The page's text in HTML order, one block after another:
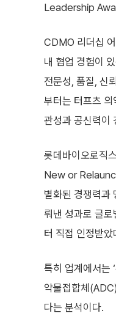
Leadership
CDMO 리더십
내 협업 경험이
전문성, 품질, 신
부터는 터프츠
관성과 공신력이
롯데바이오로직
New or
별화된 경쟁력과
뤄낸 성과로 글
터 직접 인정받
특히 업계에서는
약물접합체
다는 분석이다.